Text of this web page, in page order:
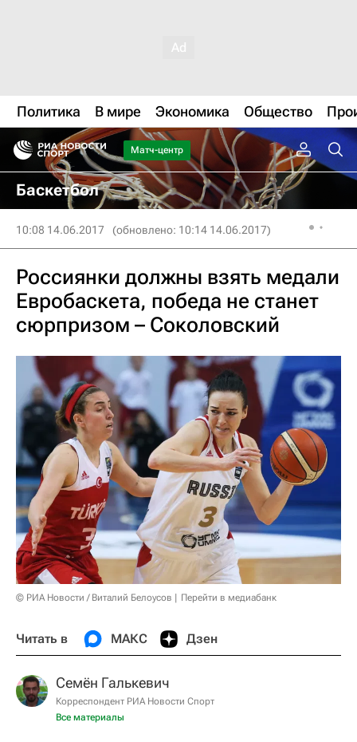
Политика В мире Экономика Общество
Матч-центр
Баскетбол
10:08 14.06.2017 (обновлено: 10:14 14.06.2017)
Россиянки должны взять медали
Евробаскета, победа не станет
сюрпризом – Соколовский
© РИА Новости / Виталий Белоусов Перейти в медиабанк
Читать в МАКС Дзен
Семён Галькевич
Корреспондент РИА Новости Спорт
Все материалы